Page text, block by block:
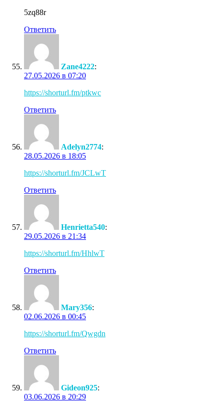
5zq88r
Ответить
Zane4222:
27.05.2026 в 07:20
https://shorturl.fm/ptkwc
Ответить
Adelyn2774:
28.05.2026 в 18:05
https://shorturl.fm/JCLwT
Ответить
Henrietta540:
29.05.2026 в 21:34
https://shorturl.fm/HhlwT
Ответить
Mary356:
02.06.2026 в 00:45
https://shorturl.fm/Qwgdn
Ответить
Gideon925:
03.06.2026 в 20:29